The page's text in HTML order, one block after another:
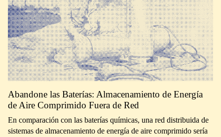
Abandone las Baterías: Almacenamiento de Energía
de Aire Comprimido Fuera de Red
En comparación con las baterías químicas, una red distribuida de
sistemas de almacenamiento de energía de aire comprimido sería